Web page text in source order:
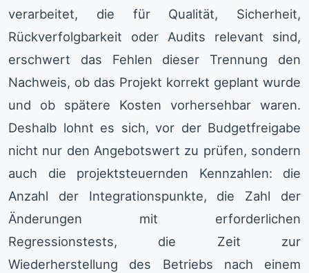
verarbeitet, die für Qualität, Sicherheit,
Rückverfolgbarkeit oder Audits relevant sind,
erschwert das Fehlen dieser Trennung den
Nachweis, ob das Projekt korrekt geplant wurde
und ob spätere Kosten vorhersehbar waren.
Deshalb lohnt es sich, vor der Budgetfreigabe
nicht nur den Angebotswert zu prüfen, sondern
auch die projektsteuernden Kennzahlen: die
Anzahl der Integrationspunkte, die Zahl der
Änderungen mit erforderlichen
Regressionstests, die Zeit zur
Wiederherstellung des Betriebs nach einem